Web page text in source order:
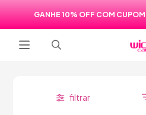
GANHE 10% OFF COM CUPOM
filtrar